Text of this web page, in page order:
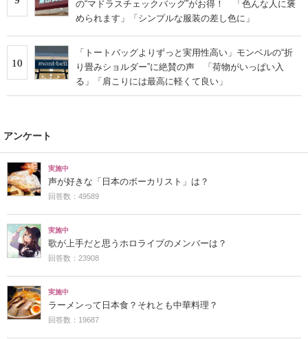
の“マドラスチェックバッグ”がお得！ 「色んな人に褒
められます」「シンプルな服装の差し色に」
10
「トートバッグよりずっと実用性高い」モンベルの“折
り畳みショルダー”に絶賛の声 「荷物がいっぱい入
る」「肩こりには最高に軽くて良い」
アンケート
実施中
声が好きな「日本のボーカリスト」は？
回答数：49589
実施中
歌が上手だと思うホロライブのメンバーは？
回答数：23908
実施中
ラーメンって日本食？それとも中華料理？
回答数：19687